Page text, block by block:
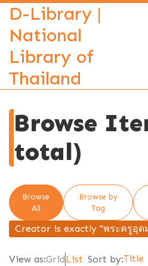
D-Library |
National
Library of
Thailand
Browse
total)
Browse
All
Browse by
Tag
Creator is exactly "พระครูอุด
View as:GridList Sort by:Title